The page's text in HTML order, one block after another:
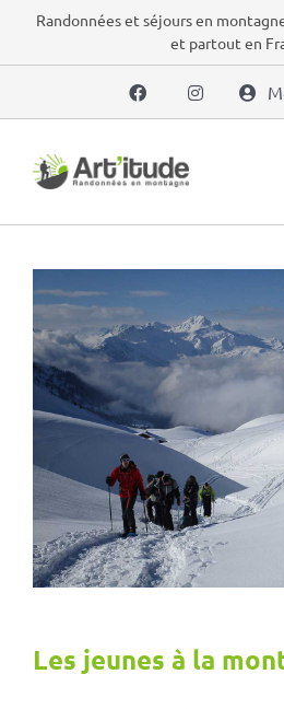
PasserRandonnées et séjours en
et partout en
Les jeunes à la